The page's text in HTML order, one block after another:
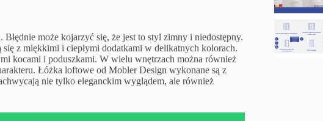
może kojarzyć się, że jest to styl zimny i niedostępny.
z miękkimi i ciepłymi dodatkami w delikatnych kolorach.
kocami i poduszkami. W wielu wnętrzach można również
Łóżka loftowe od Mobler Design wykonane są z
nie tylko eleganckim wyglądem, ale również